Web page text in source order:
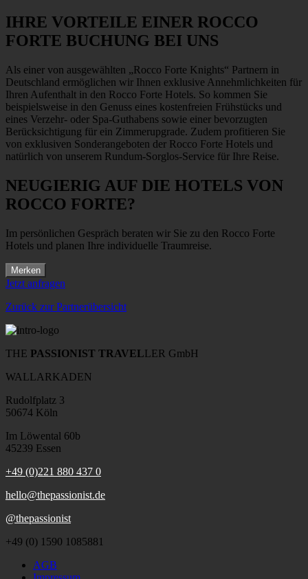
IHRE VORTEILE EINER ROCCO
FORTE BUCHUNG BEI UNS
Als einer von ausgewählten „Rocco Forte Knights“ Partnern in
Deutschland ermöglichen wir Ihnen exklusive Annehmlichkeiten für
Ihren Aufenthalt in den Rocco Forte Hotels. So kommen Sie
beispielsweise in den Genuss eines kostenfreien Frühstücks und
eines Verzehr- oder Spa-Guthabens sowie einer bevorzugten
Berücksichtigung für ein Zimmerupgrade. Zudem profitieren Sie
von exklusiven Sonderangeboten der Rocco Forte Hotels und
natürlich von unserem Rundum-Sorglos-Service für Ihre Reise.
NEUGIERIG AUF DIE HOTELS VON
ROCCO FORTE?
Im persönlichen Gespräch beraten wir Sie zu den Rocco Forte
Hotels und planen Ihre individuelle Traumreise.
Merken
Jetzt anfragen
Zurück zur Partnerübersicht
THE PASSIONIST TRAVELLER GmbH
WALLARKADEN
Rudolfplatz 3
50674 Köln
Im Löwental 60b
45239 Essen
+49 (0)221 880 437 0
hello@thepassionist.de
@thepassionist
+49 (0) 1590 1085881
AGB